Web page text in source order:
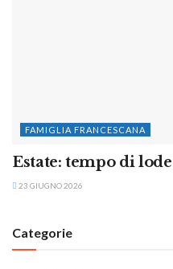
FAMIGLIA FRANCESCANA
Estate: tempo di
23 GIUGNO 2026
Categorie